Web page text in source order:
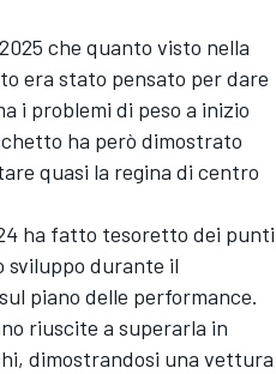
che quanto visto nella
era stato pensato per dare
i problemi di peso a inizio
ha però dimostrato
quasi la regina di centro
ha fatto tesoretto dei punti
sviluppo durante il
piano delle performance.
riuscite a superarla in
dimostrandosi una vettura